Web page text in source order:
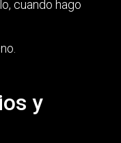
cuando hago
y